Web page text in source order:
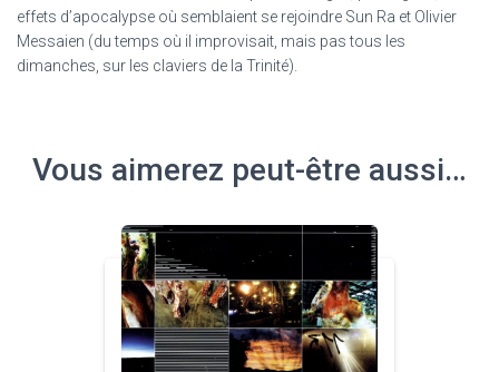
effets d’apocalypse où semblaient se rejoindre Sun Ra et Olivier
Messaien (du temps où il improvisait, mais pas tous les
dimanches, sur les claviers de la Trinité).
Vous aimerez peut-être aussi…